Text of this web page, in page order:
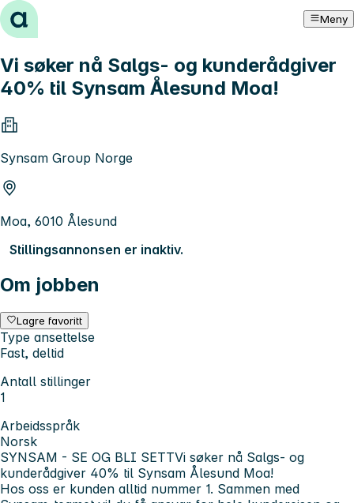
Hopp til innhold Meny
Vi søker nå Salgs- og kunderådgiver
40% til Synsam Ålesund Moa!
Synsam Group Norge
Moa, 6010 Ålesund
Stillingsannonsen er inaktiv.
Om jobben
Lagre favoritt
Type ansettelse
Fast, deltid
Antall stillinger
1
Arbeidsspråk
Norsk
SYNSAM - SE OG BLI SETTVi søker nå Salgs- og
kunderådgiver 40% til Synsam Ålesund Moa!
Hos oss er kunden alltid nummer 1. Sammen med